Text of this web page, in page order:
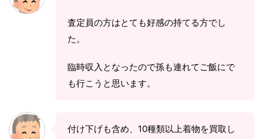
査定員の方はとても好感の持てる方でし
た。
臨時収入となったので孫も連れてご飯にで
も行こうと思います。
付け下げも含め、10種類以上着物を買取し